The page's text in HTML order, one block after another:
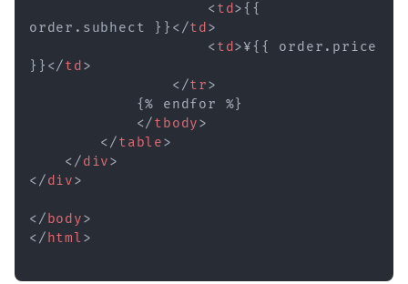
<td>{{
order.subhect }} </td >
<td>¥{{ order.price
}} </td >
</tr>
</tbody>
</table>
</div>
</div>
</ body>
</ html>